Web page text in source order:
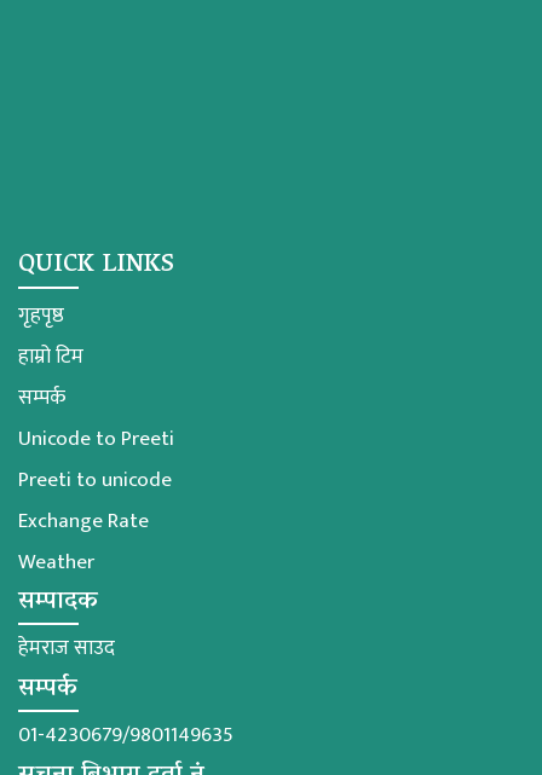
QUICK LINKS
गृहपृष्ठ
हाम्रो टिम
सम्पर्क
Unicode to Preeti
Preeti to unicode
Exchange Rate
Weather
सम्पादक
हेमराज साउद
सम्पर्क
01-4230679/9801149635